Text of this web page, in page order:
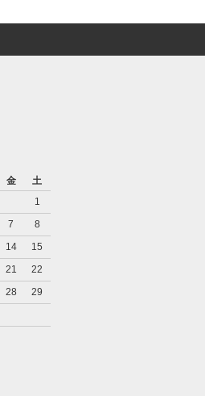
金
土
1
7
8
14
15
21
22
28
29